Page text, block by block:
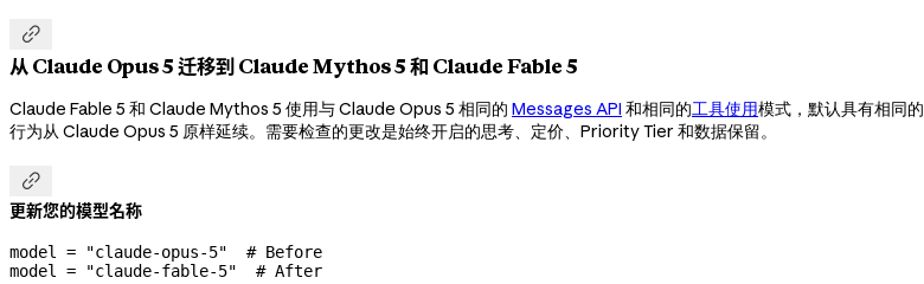

从 Claude Opus 5 迁移到 Claude Mythos 5 和 Claude Fable 5
Claude Fable 5 和 Claude Mythos 5 使用与 Claude Opus 5 相同的 Messages API 和相同的工具使用模式，默认具有相同的
行为从 Claude Opus 5 原样延续。需要检查的更改是始终开启的思考、定价、Priority Tier 和数据保留。

更新您的模型名称
model = "claude-opus-5"
  # Before
model = "claude-fable-5"
  # After